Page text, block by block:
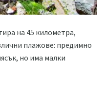
на 45 километра,
плажове: предимно
но има малки